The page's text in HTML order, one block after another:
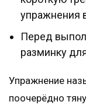
упражнения
Перед
разминку
Упражнение
поочерёдно